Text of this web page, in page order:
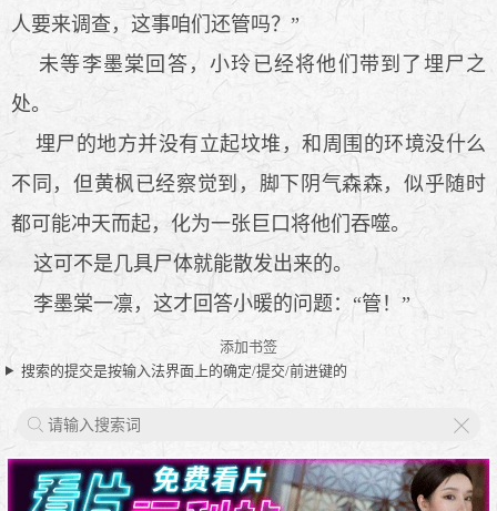
人要来调查，这事咱们还管吗？”
未等李墨棠回答，小玲已经将他们带到了埋尸之
处。
埋尸的地方并没有立起坟堆，和周围的环境没什么
不同，但黄枫已经察觉到，脚下阴气森森，似乎随时
都可能冲天而起，化为一张巨口将他们吞噬。
这可不是几具尸体就能散发出来的。
李墨棠一凛，这才回答小暖的问题：“管！”
添加书签
搜索的提交是按输入法界面上的确定/提交/前进键的